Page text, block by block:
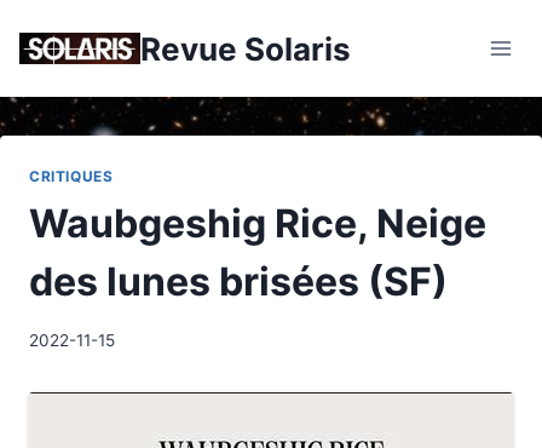
Revue Solaris
CRITIQUES
Waubgeshig Rice, Neige
des lunes brisées (SF)
2022-11-15